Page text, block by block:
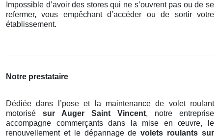
Impossible d’avoir des stores qui ne s’ouvrent pas ou de se
refermer, vous empêchant d’accéder ou de sortir votre
établissement.
Notre prestataire
Dédiée dans l’pose et la maintenance de volet roulant
motorisé sur Auger Saint Vincent, notre entreprise
accompagne commerçants dans la mise en œuvre, le
renouvellement et le dépannage devolets roulants sur